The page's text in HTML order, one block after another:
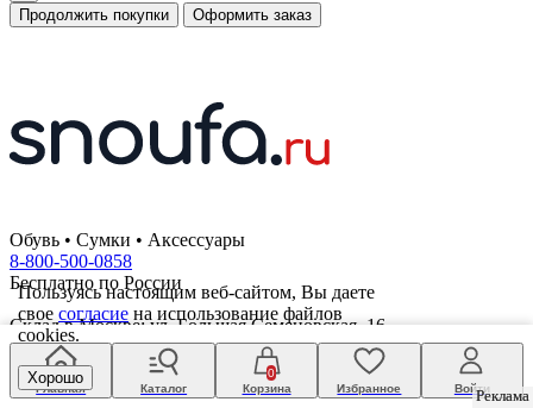
Реклама
Реклама
Продолжить покупки
Оформить заказ
Обувь • Сумки • Аксессуары
8-800-500-0858
Бесплатно по России
Склад в Москве: ул. Большая Семеновская, 16
по Москве: 8 (499) 490 28 05
по Санкт-Петербургу: 8 (812) 317 22 58
Главная Каталог
0
Корзина
Избранное Войти
Пользуясь настоящим веб-сайтом, Вы даете
свое согласие на использование файлов
cookies.
Хорошо